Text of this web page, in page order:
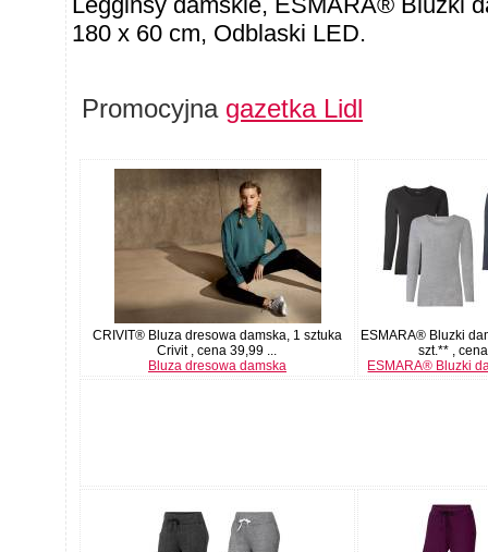
180 x 60 cm, Odblaski LED.
Promocyjna gazetka Lidl
CRIVIT® Bluza dresowa damska, 1 sztuka
Crivit , cena 39,99 ...
Bluza dresowa damska
ESMARA® Bluzki
szt.** ,
ESMARA® Bluzki